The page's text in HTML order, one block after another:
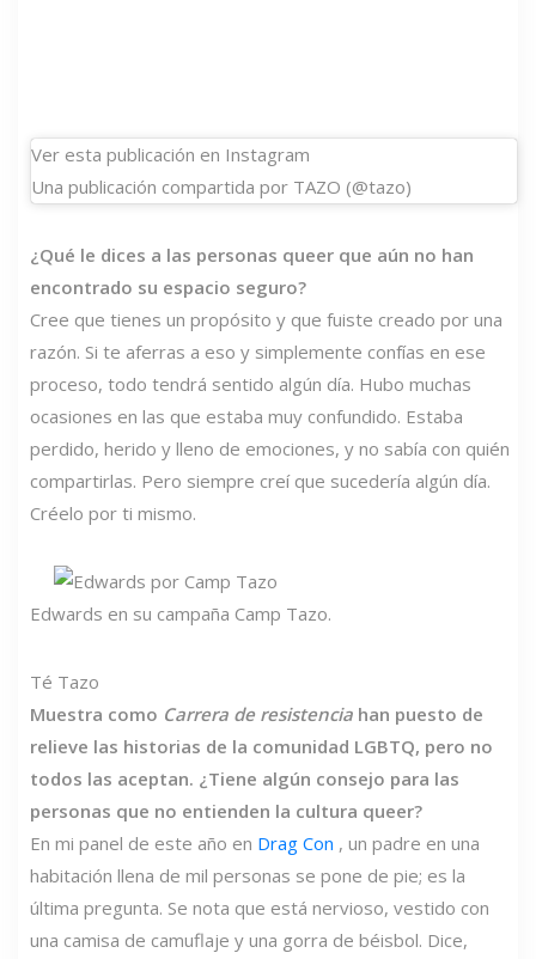
Ver esta publicación en Instagram
Una publicación compartida por TAZO (@tazo)
¿Qué le dices a las personas queer que aún no han
encontrado su espacio seguro?
Cree que tienes un propósito y que fuiste creado por una
razón. Si te aferras a eso y simplemente confías en ese
proceso, todo tendrá sentido algún día. Hubo muchas
ocasiones en las que estaba muy confundido. Estaba
perdido, herido y lleno de emociones, y no sabía con quién
compartirlas. Pero siempre creí que sucedería algún día.
Créelo por ti mismo.
Edwards en su campaña Camp Tazo.
Té Tazo
Muestra como Carrera de resistencia han puesto de
relieve las historias de la comunidad LGBTQ, pero no
todos las aceptan. ¿Tiene algún consejo para las
personas que no entienden la cultura queer?
En mi panel de este año en Drag Con , un padre en una
habitación llena de mil personas se pone de pie; es la
última pregunta. Se nota que está nervioso, vestido con
una camisa de camuflaje y una gorra de béisbol. Dice,